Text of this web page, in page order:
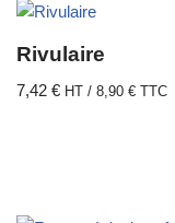
Rivulaire
7,42 € HT / 8,90 € TTC